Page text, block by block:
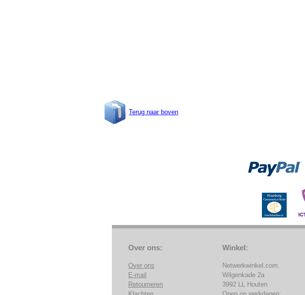
Terug naar boven
Over ons:
Over ons
E-mail
Retourneren
Winkel:
Netwerkwinkel.com.
Wilgenkade 2a
3992 LL Houten